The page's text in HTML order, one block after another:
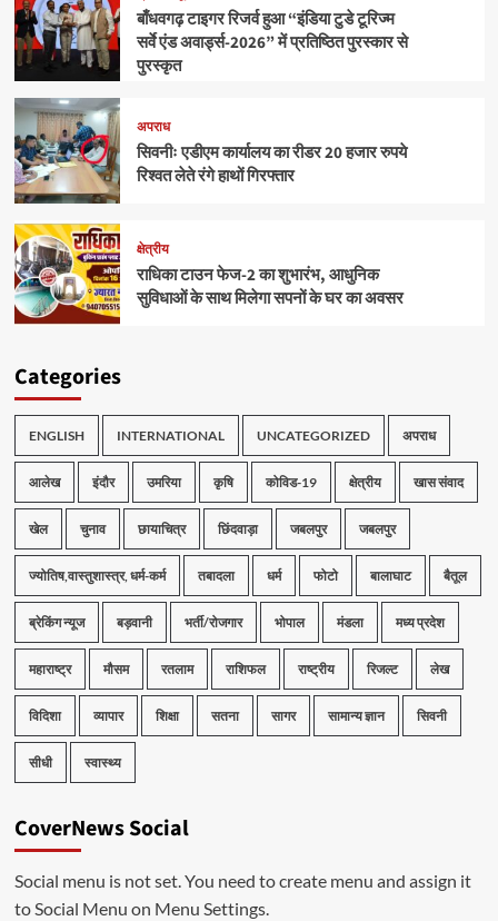
बाँधवगढ़ टाइगर रिजर्व हुआ “इंडिया टुडे टूरिज्म
सर्वे एंड अवार्ड्स-2026” में प्रतिष्ठित पुरस्कार से
पुरस्कृत
अपराध
सिवनीः एडीएम कार्यालय का रीडर 20 हजार रुपये
रिश्वत लेते रंगे हाथों गिरफ्तार
क्षेत्रीय
राधिका टाउन फेज-2 का शुभारंभ, आधुनिक
सुविधाओं के साथ मिलेगा सपनों के घर का अवसर
Categories
ENGLISH INTERNATIONAL UNCATEGORIZED अपराध
आलेख इंदौर उमरिया कृषि कोविड-19 क्षेत्रीय खास संवाद
खेल चुनाव छायाचित्र छिंदवाड़ा जबलपुर जबलपुर
ज्योतिष,वास्तुशास्त्र, धर्म-कर्म तबादला धर्म फोटो बालाघाट बैतूल
ब्रेकिंग न्यूज बड़वानी भर्ती/रोजगार भोपाल मंडला मध्य प्रदेश
महाराष्ट्र मौसम रतलाम राशिफल राष्ट्रीय रिजल्ट लेख
विदिशा व्यापार शिक्षा सतना सागर सामान्य ज्ञान सिवनी
सीधी स्वास्थ्य
CoverNews Social
Social menu is not set. You need to create menu and assign it
to Social Menu on Menu Settings.